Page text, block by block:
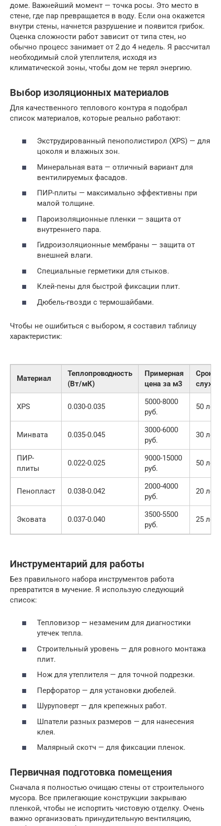
доме. Важнейший момент — точка росы. Это место в
стене, где пар превращается в воду. Если она окажется
внутри стены, начнется разрушение и появится грибок.
Оценка сложности работ зависит от типа стен, но
обычно процесс занимает от 2 до 4 недель. Я рассчитал
необходимый слой утеплителя, исходя из
климатической зоны, чтобы дом не терял энергию.
Выбор изоляционных материалов
Для качественного теплового контура я подобрал
список материалов, которые реально работают:
Экструдированный пенополистирол (XPS) — для
цоколя и влажных зон.
Минеральная вата — отличный вариант для
вентилируемых фасадов.
ПИР-плиты — максимально эффективны при
малой толщине.
Пароизоляционные пленки — защита от
внутреннего пара.
Гидроизоляционные мембраны — защита от
внешней влаги.
Специальные герметики для стыков.
Клей-пены для быстрой фиксации плит.
Дюбель-гвозди с термошайбами.
Чтобы не ошибиться с выбором, я составил таблицу
характеристик:
Материал
Теплопроводность
(Вт/мК)
Примерная
цена за м3
Срок
XPS 0.030-0.035
5000-8000
руб.
50 лет
Минвата 0.035-0.045
3000-6000
руб.
30 лет
ПИР-
плиты
0.022-0.025
9000-15000
руб.
50 лет
Пенопласт 0.038-0.042
2000-4000
руб.
20 лет
Эковата 0.037-0.040
3500-5500
руб.
25 лет
Инструментарий для работы
Без правильного набора инструментов работа
превратится в мучение. Я использую следующий
список:
Тепловизор — незаменим для диагностики
утечек тепла.
Строительный уровень — для ровного монтажа
плит.
Нож для утеплителя — для точной подрезки.
Перфоратор — для установки дюбелей.
Шуруповерт — для крепежных работ.
Шпатели разных размеров — для нанесения
клея.
Малярный скотч — для фиксации пленок.
Первичная подготовка помещения
Сначала я полностью очищаю стены от строительного
мусора. Все прилегающие конструкции закрываю
пленкой, чтобы не испортить чистовую отделку. Очень
важно организовать принудительную вентиляцию,